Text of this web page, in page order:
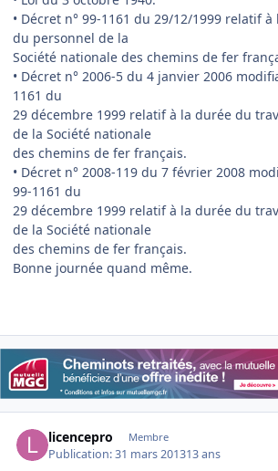
• Décret n° 99-1161 du 29/12/1999 relatif
du personnel de la
Société nationale des chemins de fer
• Décret n° 2006-5 du 4 janvier 2006
1161 du
29 décembre 1999 relatif à la durée du
de la Société nationale
des chemins de fer français.
• Décret n° 2008-119 du 7 février 2008
99-1161 du
29 décembre 1999 relatif à la durée du
de la Société nationale
des chemins de fer français.
Bonne journée quand même.
licencepro Membre
Publication:31 mars 201313 ans